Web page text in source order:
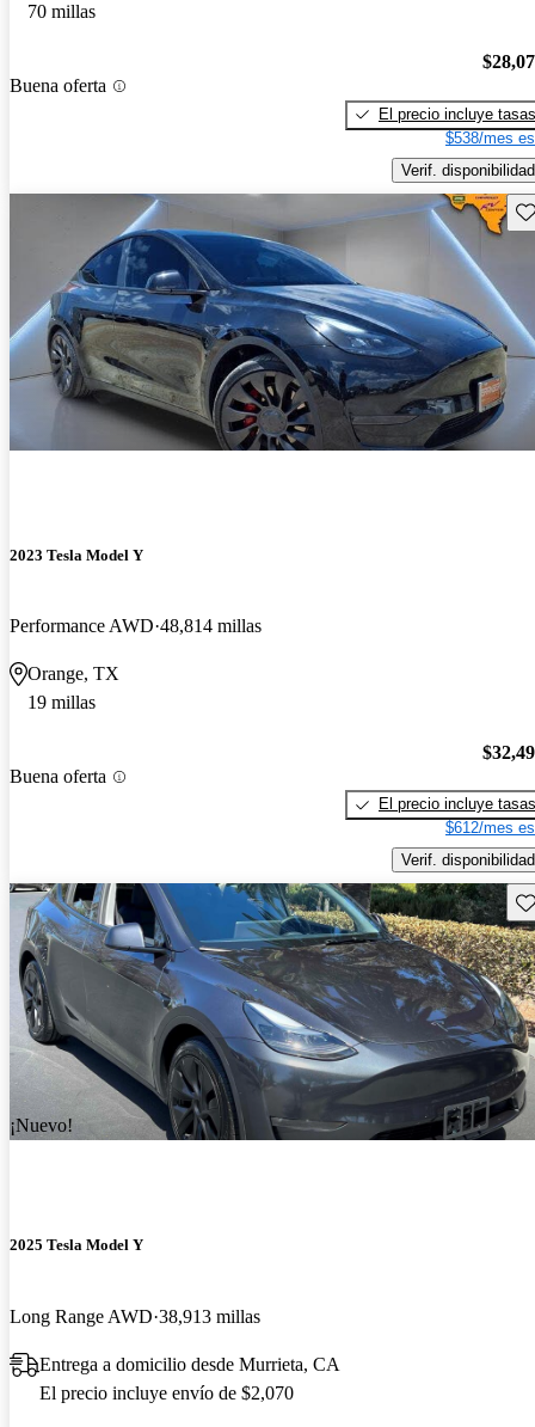
70 millas
Buena oferta
El precio incluye tasas
$538/mes
Verif. disponibilidad
2023 Tesla Model Y
Performance AWD 48,814 millas
Orange, TX
19 millas
Buena oferta
El precio incluye tasas
$612/mes
Verif. disponibilidad
¡Nuevo!
2025 Tesla Model Y
Long Range AWD 38,913 millas
Entrega a domicilio desde Murrieta, CA
El precio incluye envío de $2,070